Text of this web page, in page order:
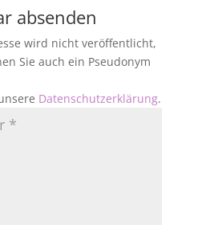
absenden
wird nicht veröffentlicht,
Sie auch ein Pseudonym
Datenschutzerklärung.